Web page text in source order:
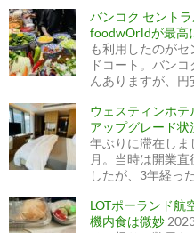
バンコク セント
foodwOrldが最高
も利用したのが
ドコート。バン
んありますが、円
ウェスティンホテ
アップグレード状
年ぶりに滞在し
月。当時は開業
したが、3年経っ
LOTポーランド航
機内食は微妙